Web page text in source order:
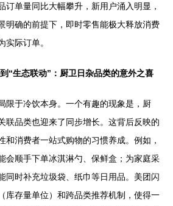
订单量同比大幅攀升，新用户涌入明显，
明确的前提下，即时零售能极大释放消费
实际订单。
“生态联动”：厨卫日杂品类的意外之喜
限于冷饮本身。一个有趣的现象是，厨
联品类也迎来了同步增长。这背后反映的
和消费者一站式购物的习惯养成。例如，
会顺手下单冰淇淋勺、保鲜盒；为家庭采
同时补充垃圾袋、纸巾等日用品。美团闪
库存量单位）和跨品类推荐机制，使得一